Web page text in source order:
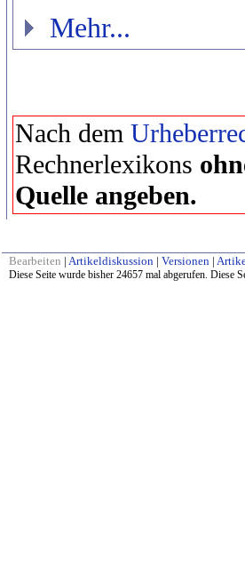
Mehr...
Nach dem
Rechnerlexikons
Quelle angeben.
Bearbeiten | Artikeldiskussion | Versionen |
Diese Seite wurde bisher 24657 mal abgerufen. Diese